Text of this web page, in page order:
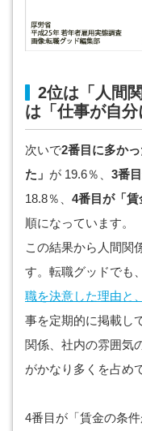
2位は「人間
は「仕事が自分
次いで2番目に多か
た」 が 19.6％、 3番
18.8％、 4番目が「賃
順になっています。
この結果から人間関
す。転職グッドでも
職を決意した理由と
事を定期的に掲載し
関係、社内の雰囲気
がかなり多くを占め
4番目が「賃金の条